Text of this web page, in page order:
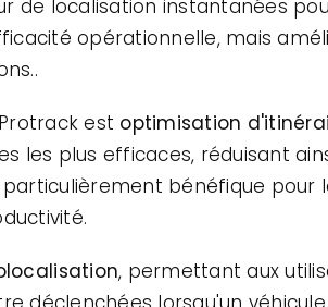
de localisation instantanées
opérationnelle, mais
est optimisation
les plus efficaces, réduisant
bénéfique pour
, permettant aux